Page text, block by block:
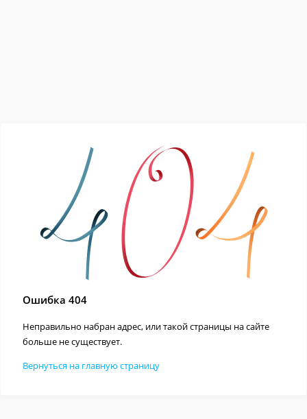
Ошибка 404
Неправильно набран адрес, или такой страницы на сайте
больше не существует.
Вернуться на главную страницу